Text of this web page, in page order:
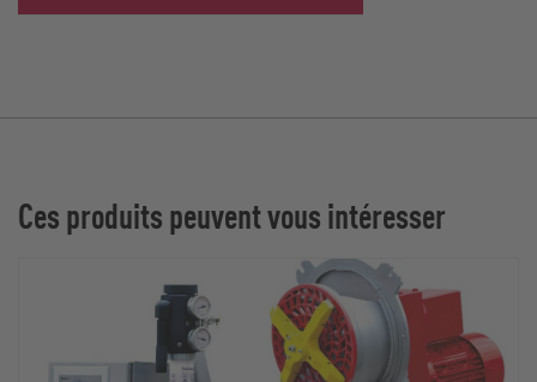
Ces produits peuvent vous intéresser